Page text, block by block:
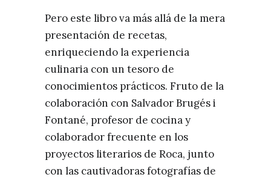
Pero este libro va más allá de la mera
presentación de recetas,
enriqueciendo la experiencia
culinaria con un tesoro de
conocimientos prácticos. Fruto de la
colaboración con Salvador Brugés i
Fontané, profesor de cocina y
colaborador frecuente en los
proyectos literarios de Roca, junto
con las cautivadoras fotografías de